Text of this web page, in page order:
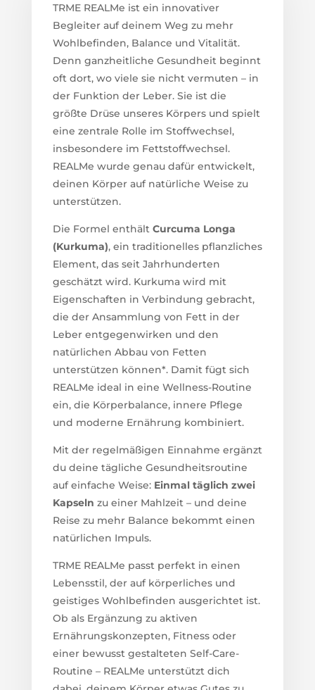
TRME REALMe ist ein innovativer
Begleiter auf deinem Weg zu mehr
Wohlbefinden, Balance und Vitalität.
Denn ganzheitliche Gesundheit beginnt
oft dort, wo viele sie nicht vermuten – in
der Funktion der Leber. Sie ist die
größte Drüse unseres Körpers und spielt
eine zentrale Rolle im Stoffwechsel,
insbesondere im Fettstoffwechsel.
REALMe wurde genau dafür entwickelt,
deinen Körper auf natürliche Weise zu
unterstützen.
Die Formel enthält Curcuma Longa
(Kurkuma), ein traditionelles pflanzliches
Element, das seit Jahrhunderten
geschätzt wird. Kurkuma wird mit
Eigenschaften in Verbindung gebracht,
die der Ansammlung von Fett in der
Leber entgegenwirken und den
natürlichen Abbau von Fetten
unterstützen können*. Damit fügt sich
REALMe ideal in eine Wellness-Routine
ein, die Körperbalance, innere Pflege
und moderne Ernährung kombiniert.
Mit der regelmäßigen Einnahme ergänzt
du deine tägliche Gesundheitsroutine
auf einfache Weise: Einmal täglich zwei
Kapseln zu einer Mahlzeit – und deine
Reise zu mehr Balance bekommt einen
natürlichen Impuls.
TRME REALMe passt perfekt in einen
Lebensstil, der auf körperliches und
geistiges Wohlbefinden ausgerichtet ist.
Ob als Ergänzung zu aktiven
Ernährungskonzepten, Fitness oder
einer bewusst gestalteten Self-Care-
Routine – REALMe unterstützt dich